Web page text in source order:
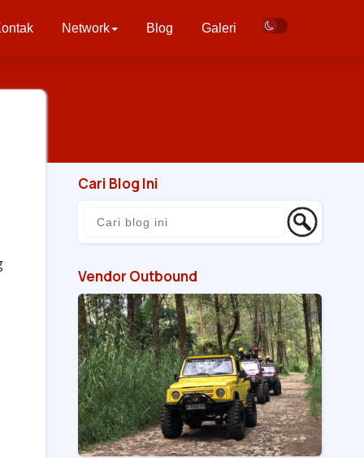
Network Blog Galeri
Cari Blog Ini
Vendor Outbound